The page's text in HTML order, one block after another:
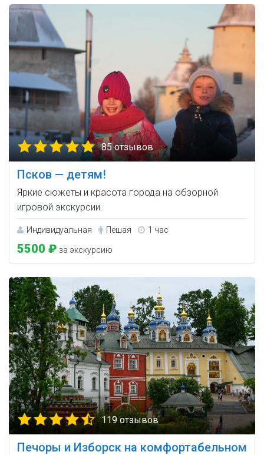
85 отзывов
Псков — детям!
Яркие сюжеты и красота города на обзорной
игровой экскурсии.
Индивидуальная Пешая 1 час
5500 ₽ за экскурсию
119 отзывов
Печоры и Изборск на комфортабельном